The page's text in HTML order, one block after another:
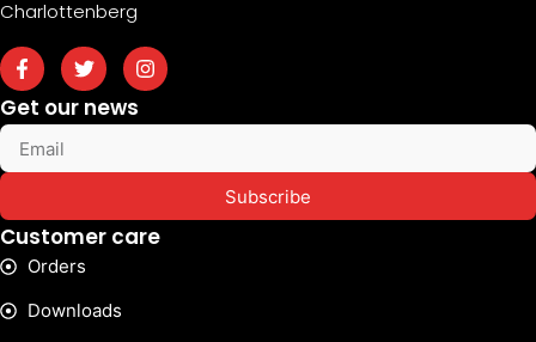
Charlottenberg
Get our news
Subscribe
Customer care
Orders
Downloads